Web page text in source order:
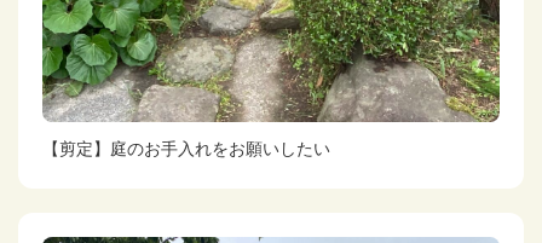
【剪定】庭のお手入れをお願いしたい